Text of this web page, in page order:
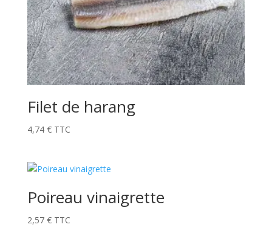
Filet de harang
4,74 € TTC
Poireau vinaigrette
2,57 € TTC